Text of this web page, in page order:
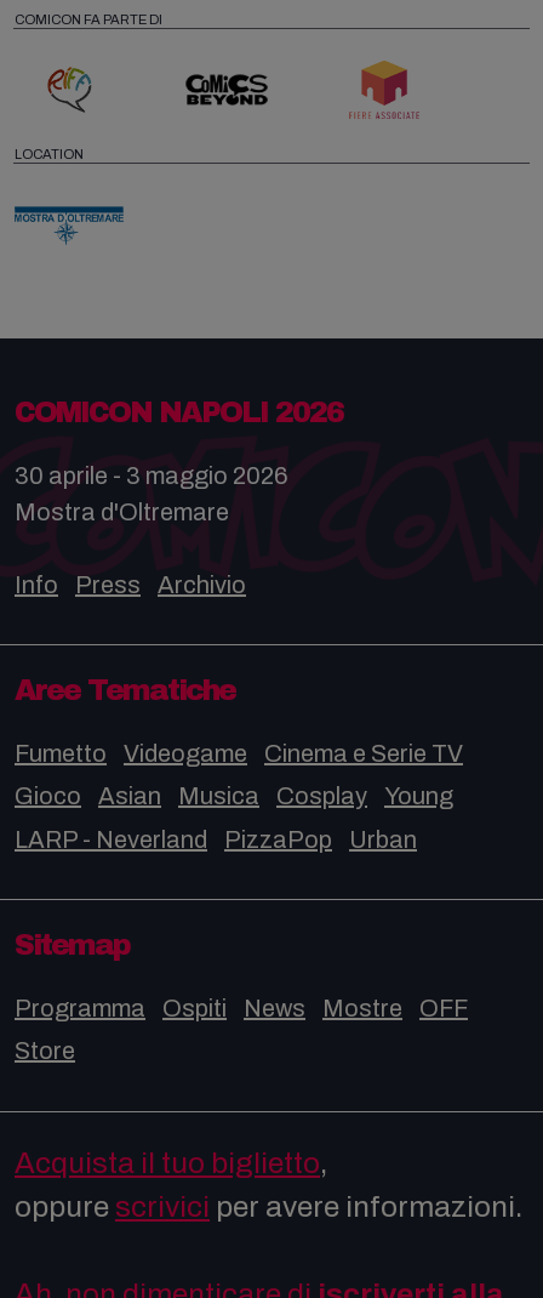
COMICON FA PARTE DI
LOCATION
COMICON NAPOLI 2026
30 aprile - 3 maggio 2026
Mostra d'Oltremare
Info Press Archivio
Aree Tematiche
Fumetto Videogame
Cinema e Serie TV
Gioco
Asian Musica Cosplay
Young
LARP - Neverland
PizzaPop Urban
Sitemap
Programma Ospiti News Mostre
OFF
Store
Acquista il tuo biglietto,
oppure scrivici per avere informazioni.